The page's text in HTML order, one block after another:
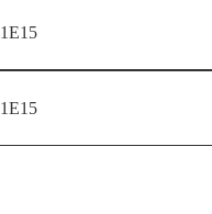
1E15
1E15